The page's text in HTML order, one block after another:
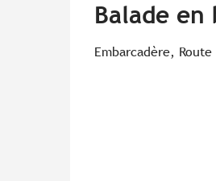
Balade
Embarcadère,